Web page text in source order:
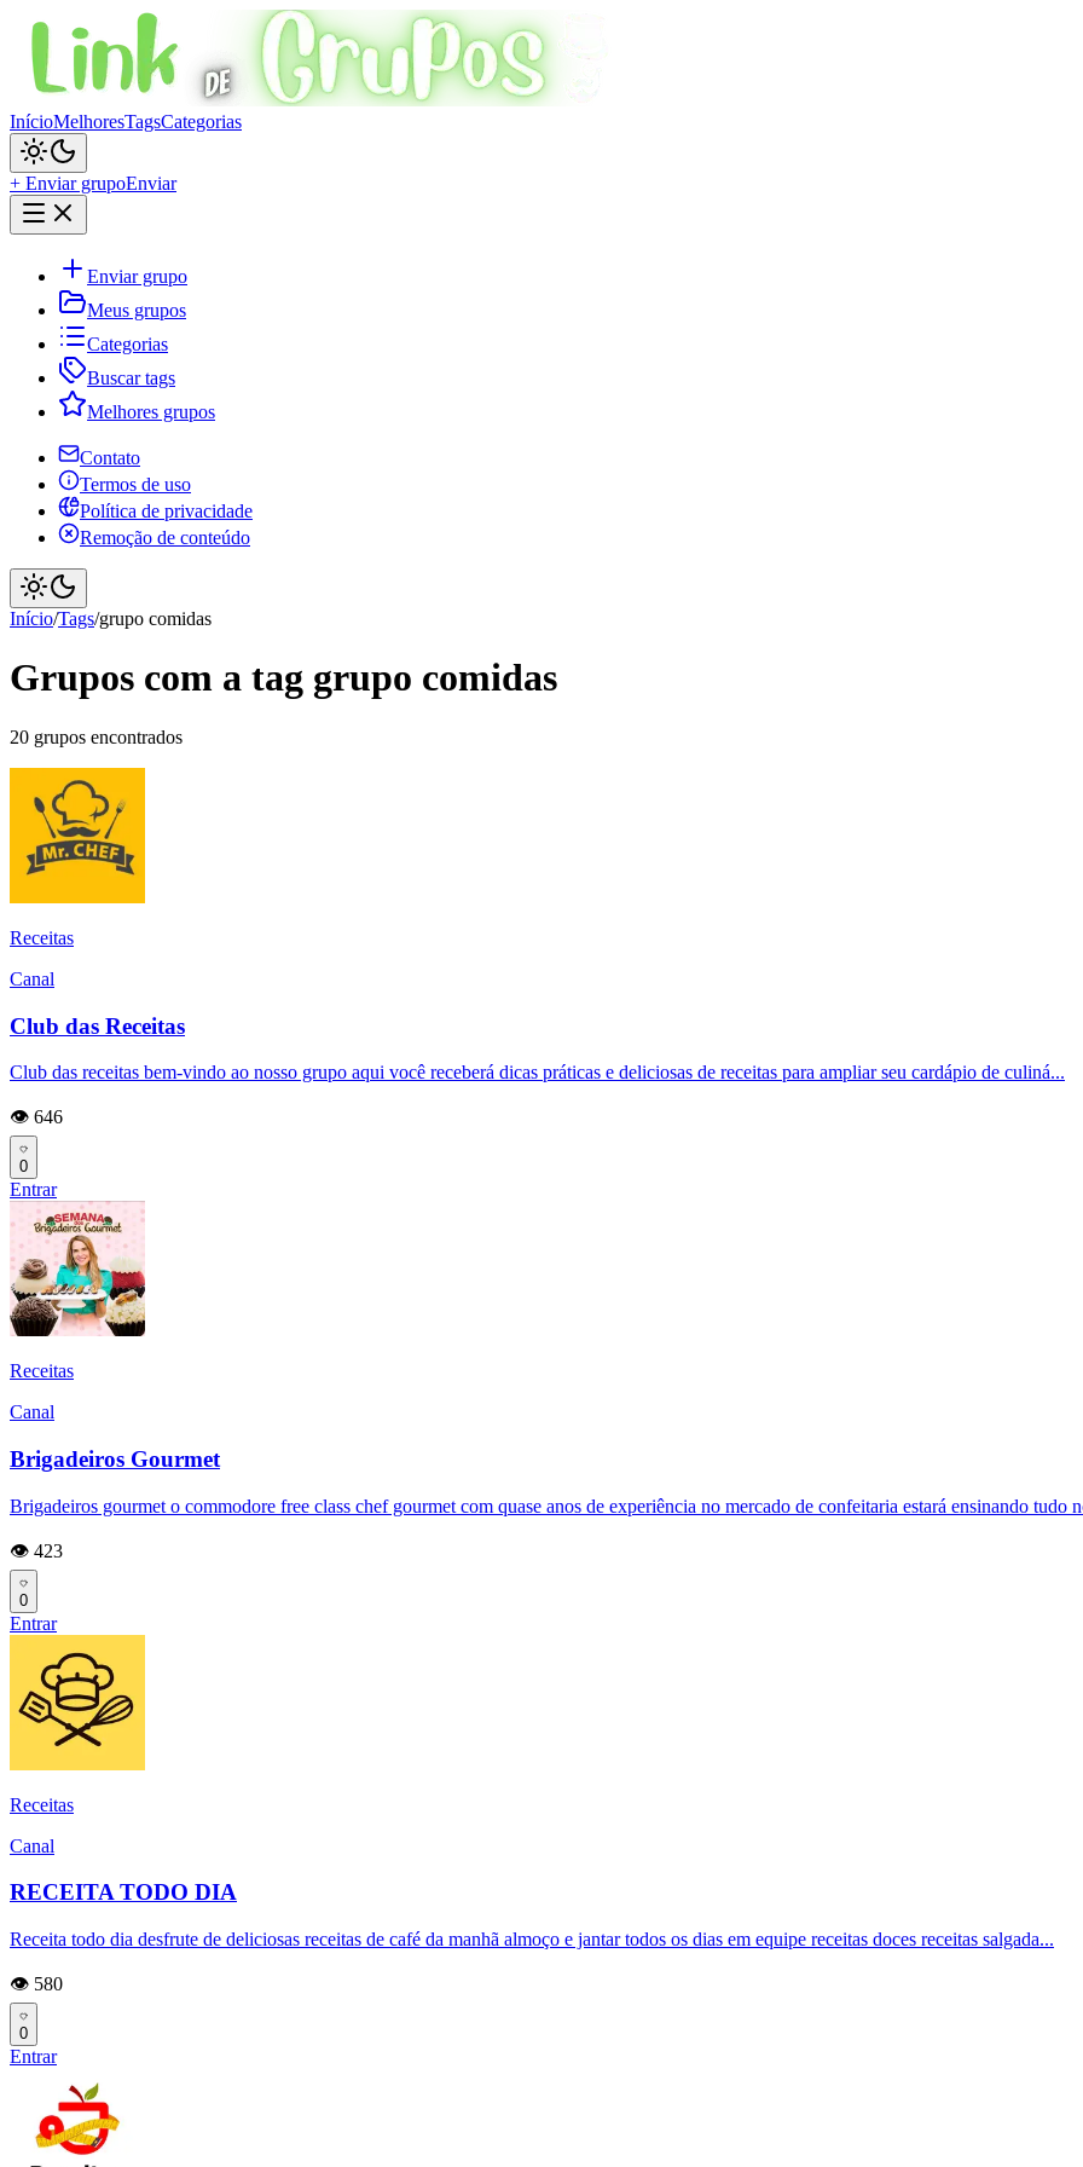
InícioMelhoresTagsCategorias
+ Enviar grupoEnviar
Enviar grupo
Meus grupos
Categorias
Buscar tags
Melhores grupos
Contato
Termos de uso
Política de privacidade
Remoção de conteúdo
Início/Tags/grupo comidas
Grupos com a tag grupo comidas
20 grupos encontrados
Receitas
Canal
Club das Receitas
Club das receitas bem-vindo ao nosso grupo aqui você receberá dicas práticas e deliciosas de receitas para ampliar seu cardápio de culiná...
👁️ 646
0
Entrar
Receitas
Canal
Brigadeiros Gourmet
Brigadeiros gourmet o commodore free class chef gourmet com quase anos de experiência no mercado de confeitaria estará ensinando tudo
👁️ 423
0
Entrar
Receitas
Canal
RECEITA TODO DIA
Receita todo dia desfrute de deliciosas receitas de café da manhã almoço e jantar todos os dias em equipe receitas doces receitas salgada...
👁️ 580
0
Entrar